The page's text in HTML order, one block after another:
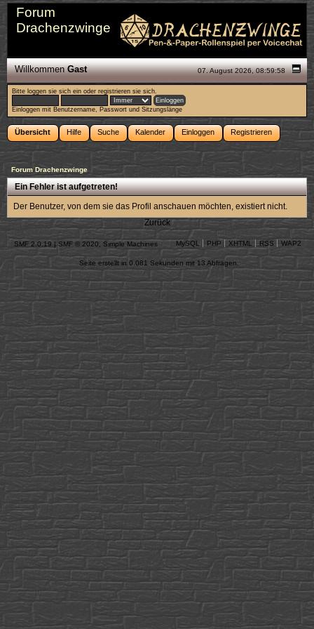
Forum
Drachenzwinge
07. August 2026, 08:59:58
WillkommenGast
Bitte loggen sie sich ein oderregistrieren sie sich.
Einloggen mit Benutzername, Passwort und Sitzungslänge
Übersicht Hilfe Suche Kalender Einloggen Registrieren
Forum Drachenzwinge
Ein Fehler ist aufgetreten!
Der Benutzer, von dem sie das Profil anschauen möchten, existiert nicht.
Zurück
SMF 2.0.19 | SMF © 2020, Simple Machines MySQL PHP XHTML RSS WAP2
Seite erstellt in 0.081 Sekunden mit 13 Abfragen.